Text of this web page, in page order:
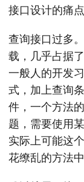
接口设计的痛
查询接口过多
载，几乎占据
一般人的开发
式，加上查询
件，一个方法
题，需要使用
实际上可能这
花缭乱的方法中